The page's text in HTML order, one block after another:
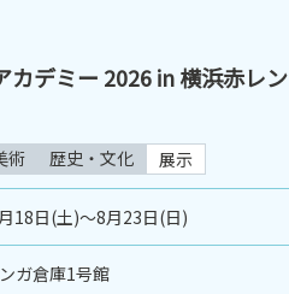
カデミー 2026 in 横浜赤レン
術 歴史・文化 展示
18日(土)～8月23日(日)
ガ倉庫1号館